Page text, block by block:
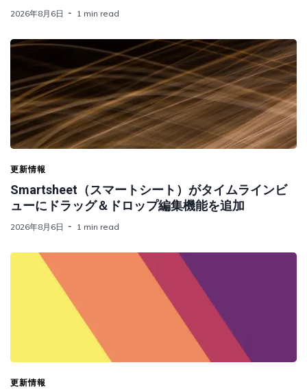
2026年8月6日 1 min read
更新情報
Smartsheet（スマートシート）がタイムラインビ
ューにドラッグ＆ドロップ編集機能を追加
2026年8月6日 1 min read
更新情報